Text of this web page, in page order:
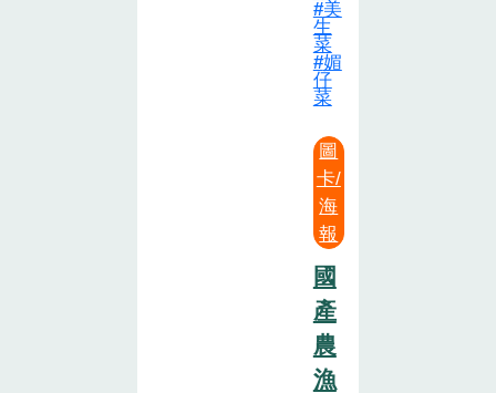
美
生
菜
媚
仔
菜
圖
卡/
海
報
國
產
農
漁